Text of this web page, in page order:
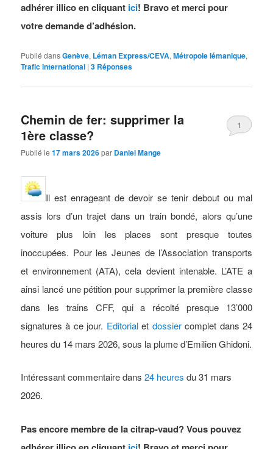
adhérer illico en cliquant ici! Bravo et merci pour
votre demande d’adhésion.
Publié dansGenève, Léman Express/CEVA,Métropole lémanique,
Trafic international |3 Réponses
Chemin de fer: supprimer la
1ère classe?
Publié le17 mars 2026par Daniel Mange
1
Ilest enrageant de devoir se tenir debout ou mal
assis lors d’un trajet dans un train bondé, alors qu’une
voiture plus loin les places sont presque toutes
inoccupées. Pour les Jeunes de l’Association transports
et environnement (ATA), cela devient intenable. L’ATE a
ainsi lancé une pétition pour supprimer la première classe
dans les trains CFF, qui a récolté presque 13’000
signatures à ce jour. Editorialet dossiercomplet dans 24
heures du 14 mars 2026, sous la plume d’Emilien Ghidoni.
Intéressant commentaire dans24 heures du 31 mars
2026.
Pas encore membre de la citrap-vaud? Vous pouvez